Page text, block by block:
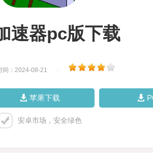
速器pc版下载
间：2024-08-21
苹果下载
安卓市场，安全绿色